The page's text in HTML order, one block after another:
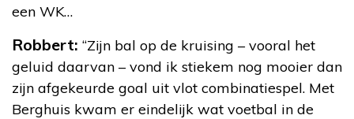
een WK…
Robbert: “Zijn bal op de kruising – vooral het
geluid daarvan – vond ik stiekem nog mooier dan
zijn afgekeurde goal uit vlot combinatiespel. Met
Berghuis kwam er eindelijk wat voetbal in de